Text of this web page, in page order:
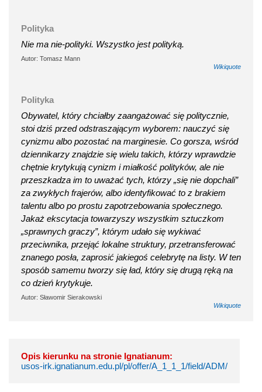
Polityka
Nie ma nie-polityki. Wszystko jest polityką.
Autor: Tomasz Mann
Wikiquote
Polityka
Obywatel, który chciałby zaangażować się politycznie,
stoi dziś przed odstraszającym wyborem: nauczyć się
cynizmu albo pozostać na marginesie. Co gorsza, wśród
dziennikarzy znajdzie się wielu takich, którzy wprawdzie
chętnie krytykują cynizm i miałkość polityków, ale nie
przeszkadza im to uważać tych, którzy „się nie dopchali”
za zwykłych frajerów, albo identyfikować to z brakiem
talentu albo po prostu zapotrzebowania społecznego.
Jakaż ekscytacja towarzyszy wszystkim sztuczkom
„sprawnych graczy”, którym udało się wykiwać
przeciwnika, przejąć lokalne struktury, przetransferować
znanego posła, zaprosić jakiegoś celebrytę na listy. W ten
sposób samemu tworzy się ład, który się drugą ręką na
co dzień krytykuje.
Autor: Sławomir Sierakowski
Wikiquote
Opis kierunku na stronie Ignatianum:
usos-irk.ignatianum.edu.pl/pl/offer/A_1_1_1/field/ADM/